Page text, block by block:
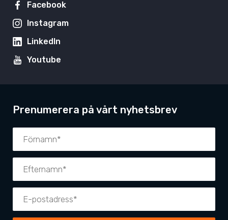
Facebook
Instagram
LinkedIn
Youtube
Prenumerera på vårt nyhetsbrev